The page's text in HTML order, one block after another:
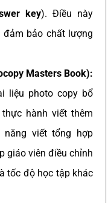
key). Điều này
bảo chất lượng
Masters Book):
liệu photo copy bổ
hành viết thêm
viết tổng hợp
giáo viên điều chỉnh
tốc độ học tập khác